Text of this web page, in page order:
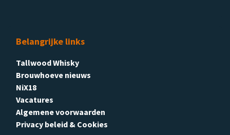
Belangrijke links
Tallwood Whisky
Brouwhoeve nieuws
NiX18
Vacatures
Algemene voorwaarden
Privacy beleid & Cookies